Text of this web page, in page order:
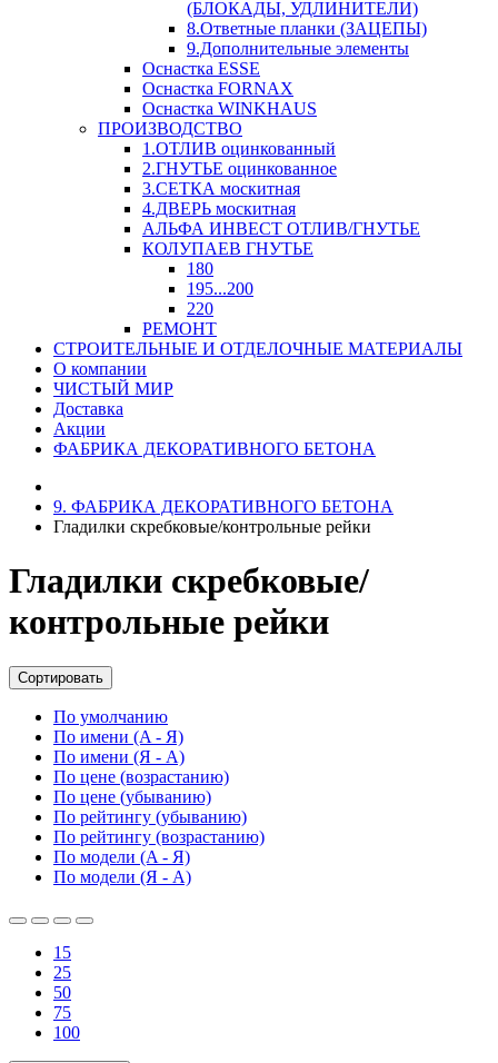
(БЛОКАДЫ, УДЛИНИТЕЛИ)
8.Ответные планки (ЗАЦЕПЫ)
9.Дополнительные элементы
Оснастка ESSE
Оснастка FORNAX
Оснастка WINKHAUS
ПРОИЗВОДСТВО
1.ОТЛИВ оцинкованный
2.ГНУТЬЕ оцинкованное
3.СЕТКА москитная
4.ДВЕРЬ москитная
АЛЬФА ИНВЕСТ ОТЛИВ/ГНУТЬЕ
КОЛУПАЕВ ГНУТЬЕ
180
195...200
220
РЕМОНТ
СТРОИТЕЛЬНЫЕ И ОТДЕЛОЧНЫЕ МАТЕРИАЛЫ
О компании
ЧИСТЫЙ МИР
Доставка
Акции
ФАБРИКА ДЕКОРАТИВНОГО БЕТОНА
9. ФАБРИКА ДЕКОРАТИВНОГО БЕТОНА
Гладилки скребковые/контрольные рейки
Гладилки скребковые/
контрольные рейки
Сортировать
По умолчанию
По имени (A - Я)
По имени (Я - A)
По цене (возрастанию)
По цене (убыванию)
По рейтингу (убыванию)
По рейтингу (возрастанию)
По модели (A - Я)
По модели (Я - A)
15
25
50
75
100